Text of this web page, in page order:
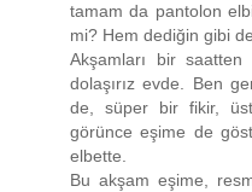
tamam da pantolon
mi? Hem dediğin gibi
Akşamları bir
dolaşırız evde. Ben
de, süper bir fikir,
görünce eşime de
elbette.
Bu akşam eşime,